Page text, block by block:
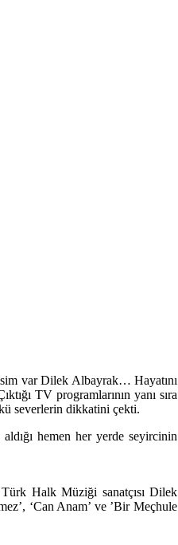
var Dilek Albayrak… Hayatını
TV programlarının yanı sıra
severlerin dikkatini çekti.
hemen her yerde seyircinin
Türk Halk Müziği sanatçısı Dilek
‘Can Anam’ ve ’Bir Meçhule